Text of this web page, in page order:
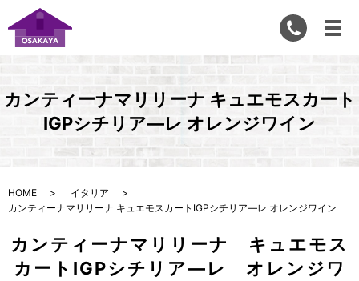
カンティーナマリリーナ キュエモスカート
IGPシチリア―レ オレンジワイン
HOME
イタリア
カンティーナマリリーナ キュエモスカートIGPシチリア―レ オレンジワイン
カンティーナマリリーナ キュエモス
カートIGPシチリア―レ オレンジワ